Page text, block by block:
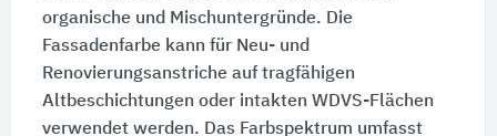
organische und Mischuntergründe. Die
Fassadenfarbe kann für Neu- und
Renovierungsanstriche auf tragfähigen
Altbeschichtungen oder intakten WDVS-Flächen
verwendet werden. Das Farbspektrum umfasst